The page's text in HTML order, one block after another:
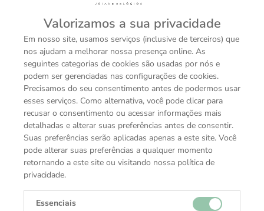
Valorizamos a sua privacidade
Em nosso site, usamos serviços (inclusive de terceiros) que
nos ajudam a melhorar nossa presença online. As
seguintes categorias de cookies são usadas por nós e
podem ser gerenciadas nas configurações de cookies.
Precisamos do seu consentimento antes de podermos usar
esses serviços. Como alternativa, você pode clicar para
recusar o consentimento ou acessar informações mais
detalhadas e alterar suas preferências antes de consentir.
Suas preferências serão aplicadas apenas a este site. Você
pode alterar suas preferências a qualquer momento
retornando a este site ou visitando nossa política de
privacidade.
Essenciais
Referência
126508
Caixa de modelo
Oyster, 40 mm, ouro amarelo